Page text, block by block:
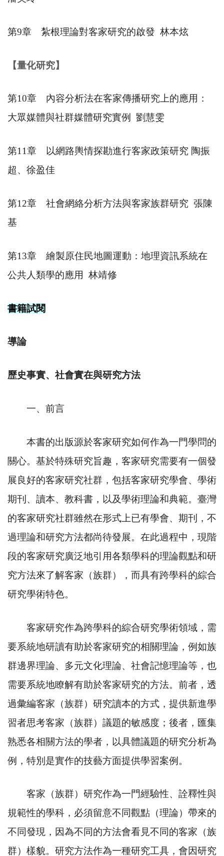
第9章 紮根理論對客家研究的啟發 林本炫
【量化研究】
第10章 內容分析法在客家傳播研究上的應用：
大眾媒體與社群媒體研究實例
劉慧雯
第11章 以網路輿情探勘進行客家政策研究 陶振
超、徐盈佳
第12章 社會網絡分析方法與客家族群研究 張陳
基
第13章 繪製原住民地圖運動：地理資訊系統在
公共人類學的應用 林靖修
書籍試閱
導論
歷史事實、社會實在與研究方法
一、前言
本書的出版源於客家研究如何作為一門學問的
關心。基於特殊研究旨趣，客家研究需要有一個發
展良好的客家研究社群，包括客家研究學會、學術
期刊、讀本、教科書，以及學術理論和典範。臺灣
的客家研究社群雖然在形式上已有學會、期刊，不
過理論和研究方法都尚待發展。在此過程中，現階
段的客家研究廣泛地引用各類學科的理論觀點和研
究方法來了解客家（族群），而具有跨學科的綜合
研究學術特色。
客家研究作為跨學科的綜合研究學術領域，需
要系統地研讀有助於客家研究的相關理論，例如族
群邊界理論、多元文化理論、社會記憶理論等，也
需要系統地瞭解有助於客家研究的方法。前者，透
過彙編客家（族群）研究讀本的方式，提供新進學
習者思考客家（族群）議題的敏感度；後者，匯集
熟悉各相關方法的學者，以具體議題的研究分析為
例，特別是實作的技藝方面提供學習案例。
客家（族群）研究作為一門經驗性、詮釋性與
規範性的學科，必須留意不同觀點（理論）帶來的
不同發現，因為不同的方法會看見不同的客家（族
群）樣貌。研究方法作為一種研究工具，會因研究